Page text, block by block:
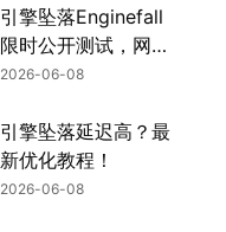
引擎坠落Enginefall
限时公开测试，网络
延迟如何破!
2026-06-08
引擎坠落延迟高？最
新优化教程！
2026-06-08